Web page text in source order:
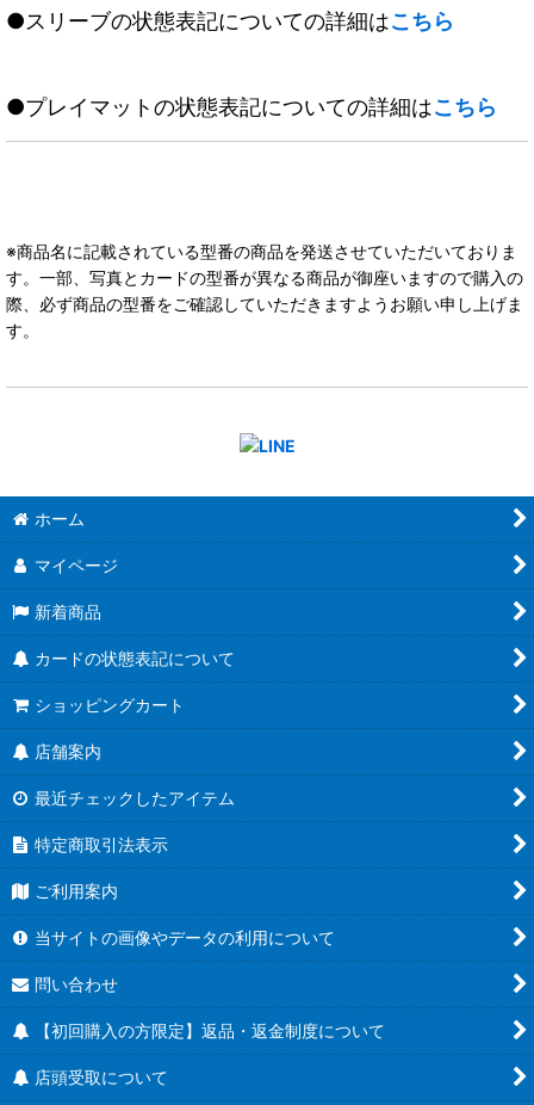
●スリーブの状態表記についての詳細はこちら
●プレイマットの状態表記についての詳細はこちら
※商品名に記載されている型番の商品を発送させていただいておりま
す。一部、写真とカードの型番が異なる商品が御座いますので購入の
際、必ず商品の型番をご確認していただきますようお願い申し上げま
す。
ホーム
マイページ
新着商品
カードの状態表記について
ショッピングカート
店舗案内
最近チェックしたアイテム
特定商取引法表示
ご利用案内
当サイトの画像やデータの利用について
問い合わせ
【初回購入の方限定】返品・返金制度について
店頭受取について